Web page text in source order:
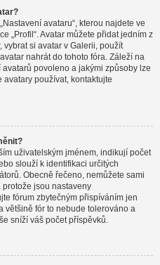
avataru“, kterou najdete ve
„Profil“. Avatar můžete přidat jedním z
si avatar v Galerii, použít
nahrát do tohoto fóra. Záleží na
povoleno a jakými způsoby lze
používat, kontaktujte
uživatelským jménem, indikují počet
slouží k identifikaci určitých
Obecně řečeno, nemůžete sami
jsou nastaveny
fórum zbytečným přispíváním jen
většině fór to nebude tolerováno a
sníží váš počet příspěvků.